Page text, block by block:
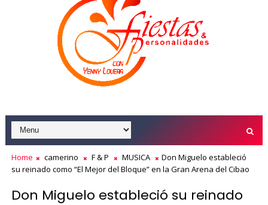
Home camerino F & P MUSICA
Don Miguelo estableció
su reinado como “El Mejor del Bloque” en la Gran Arena del Cibao
Don Miguelo estableció su reinado